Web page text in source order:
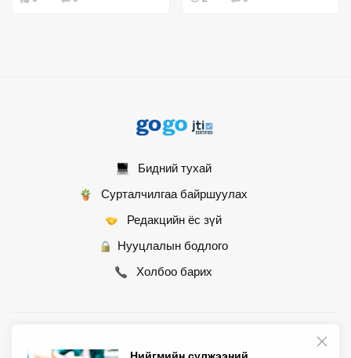
Нийгмийн сүлжээний
эрчимжүүллээ
Бидний тухай
Сурталчилгаа байршуулах
Редакцийн ёс зүй
Нууцлалын бодлого
Холбоо барих
© 2007 - 2026 Монгол Контент ХХК • Бүх эрх хуулиар хамгаалагдсан